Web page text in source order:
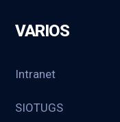
VARIOS
Intranet
SIOTUGS